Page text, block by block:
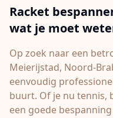
Racket
wat je moet
Op zoek naar een
Meierijstad, Noord-
eenvoudig
buurt. Of je nu tennis,
een goede